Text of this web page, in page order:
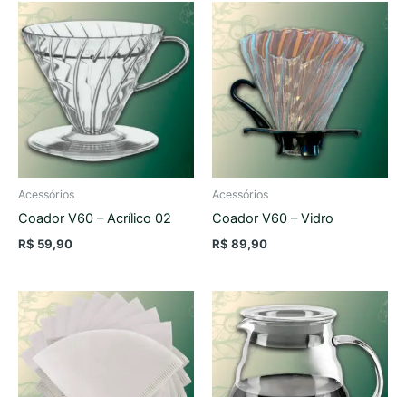
Acessórios
Coador V60 – Acrílico 02
R$ 59,90
Acessórios
Coador V60 – Vidro
R$ 89,90